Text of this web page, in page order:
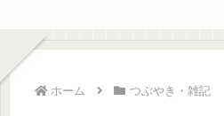
ホーム つぶやき・雑記